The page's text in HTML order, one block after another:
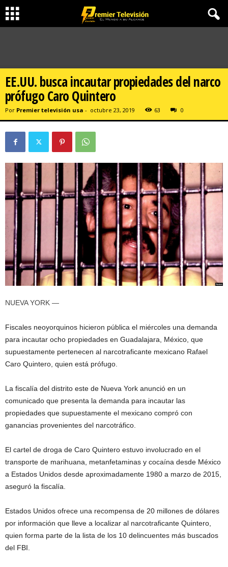
EE.UU. busca incautar propiedades del narco
prófugo Caro Quintero
Por Premier televisión usa - octubre 23, 2019 63 0
NUEVA YORK —
Fiscales neoyorquinos hicieron pública el miércoles una demanda
para incautar ocho propiedades en Guadalajara, México, que
supuestamente pertenecen al narcotraficante mexicano Rafael
Caro Quintero, quien está prófugo.
La fiscalía del distrito este de Nueva York anunció en un
comunicado que presenta la demanda para incautar las
propiedades que supuestamente el mexicano compró con
ganancias provenientes del narcotráfico.
El cartel de droga de Caro Quintero estuvo involucrado en el
transporte de marihuana, metanfetaminas y cocaína desde México
a Estados Unidos desde aproximadamente 1980 a marzo de 2015,
aseguró la fiscalía.
Estados Unidos ofrece una recompensa de 20 millones de dólares
por información que lleve a localizar al narcotraficante Quintero,
quien forma parte de la lista de los 10 delincuentes más buscados
del FBI.